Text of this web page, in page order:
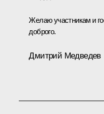
Желаю участникам и
доброго.
Дмитрий Медведев